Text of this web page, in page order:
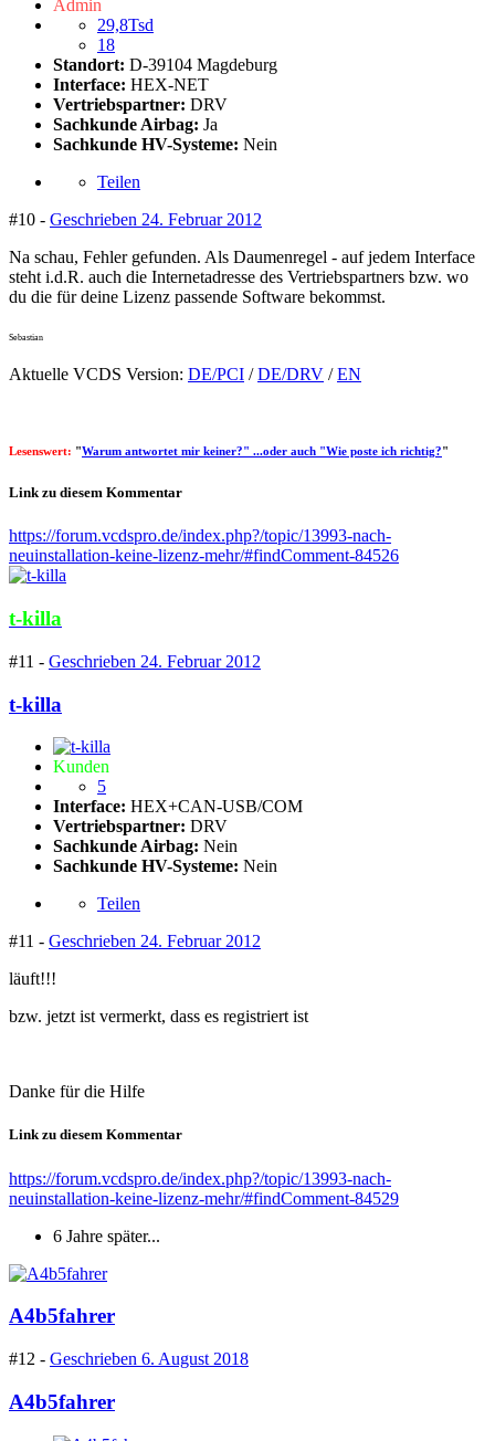
Admin
29,8Tsd
18
Standort: D-39104 Magdeburg
Interface: HEX-NET
Vertriebspartner: DRV
Sachkunde Airbag: Ja
Sachkunde HV-Systeme: Nein
Teilen
#10 - Geschrieben 24. Februar 2012
Na schau, Fehler gefunden. Als Daumenregel - auf jedem Interface
steht i.d.R. auch die Internetadresse des Vertriebspartners bzw. wo
du die für deine Lizenz passende Software bekommst.
Sebastian
Aktuelle VCDS Version: DE/PCI /DE/DRV /EN
Lesenswert: "Warum antwortet mir keiner?" ...oder auch "Wie poste ich richtig?"
Link zu diesem Kommentar
https://forum.vcdspro.de/index.php?/topic/13993-nach-
neuinstallation-keine-lizenz-mehr/#findComment-84526
t-killa
#11 - Geschrieben 24. Februar 2012
t-killa
Kunden
5
Interface: HEX+CAN-USB/COM
Vertriebspartner: DRV
Sachkunde Airbag: Nein
Sachkunde HV-Systeme: Nein
Teilen
#11 - Geschrieben 24. Februar 2012
läuft!!!
bzw. jetzt ist vermerkt, dass es registriert ist
Danke für die Hilfe
Link zu diesem Kommentar
https://forum.vcdspro.de/index.php?/topic/13993-nach-
neuinstallation-keine-lizenz-mehr/#findComment-84529
6 Jahre später...
A4b5fahrer
#12 - Geschrieben 6. August 2018
A4b5fahrer